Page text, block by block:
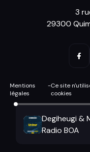
3
29300
Mentions
légales
-Ce site
cookies
Degiheugi &
Radio BOA